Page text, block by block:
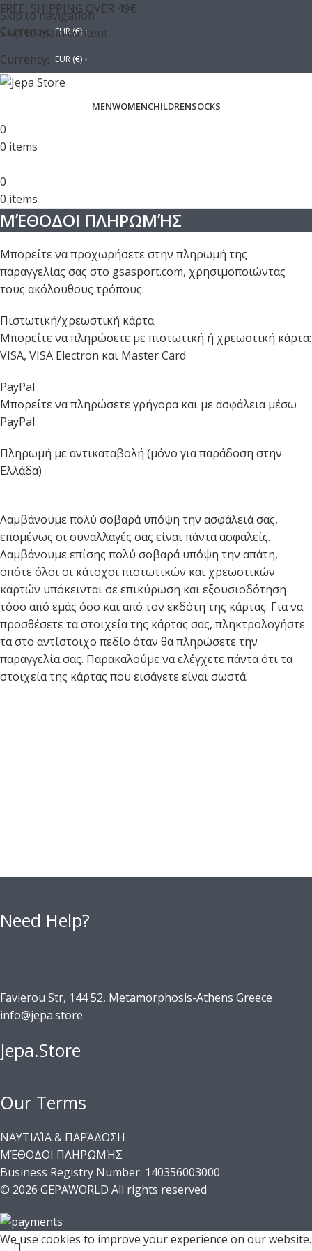
Skip to navigation
Skip to main content
FREE SHIPPING OVER 49€
Currency: EUR (€)
Currency: EUR (€)
MENWOMENCHILDRENSOCKS
0
0 items
0
0 items
ΜΈΘΟΔΟΙ ΠΛΗΡΩΜΉΣ
Μπορείτε να προχωρήσετε στην πληρωμή της
παραγγελίας σας στο gsasport.com, χρησιμοποιώντας
τους ακόλουθους τρόπους:
Πιστωτική/χρεωστική κάρτα
Μπορείτε να πληρώσετε με πιστωτική ή χρεωστική κάρτα:
VISA, VISA Electron και Master Card
PayPal
Μπορείτε να πληρώσετε γρήγορα και με ασφάλεια μέσω
PayPal
Πληρωμή με αντικαταβολή (μόνο για παράδοση στην
Ελλάδα)
Λαμβάνουμε πολύ σοβαρά υπόψη την ασφάλειά σας,
επομένως οι συναλλαγές σας είναι πάντα ασφαλείς.
Λαμβάνουμε επίσης πολύ σοβαρά υπόψη την απάτη,
οπότε όλοι οι κάτοχοι πιστωτικών και χρεωστικών
καρτών υπόκεινται σε επικύρωση και εξουσιοδότηση
τόσο από εμάς όσο και από τον εκδότη της κάρτας. Για να
προσθέσετε τα στοιχεία της κάρτας σας, πληκτρολογήστε
τα στο αντίστοιχο πεδίο όταν θα πληρώσετε την
παραγγελία σας. Παρακαλούμε να ελέγχετε πάντα ότι τα
στοιχεία της κάρτας που εισάγετε είναι σωστά.
Need Help?
Favierou Str, 144 52, Metamorphosis-Athens Greece
info@jepa.store
Jepa.Store
Our Terms
ΝΑΥΤΙΛΊΑ & ΠΑΡΆΔΟΣΗ
ΜΈΘΟΔΟΙ ΠΛΗΡΩΜΉΣ
Business Registry Number: 140356003000
© 2026 GEPAWORLD All rights reserved
We use cookies to improve your experience on our website.